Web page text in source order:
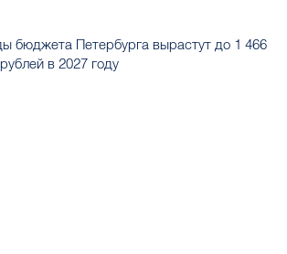
бюджета Петербурга вырастут до 1 466
в 2027 году